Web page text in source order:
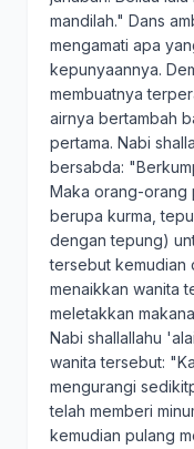
mandilah." Dans
mengamati apa
kepunyaannya.
membuatnya
airnya bertambah
pertama. Nabi
bersabda:
Maka orang-orang
berupa kurma,
dengan tepung)
tersebut kemudian
menaikkan wanita
meletakkan
Nabi shallallahu
wanita tersebut:
mengurangi
telah memberi
kemudian pulang